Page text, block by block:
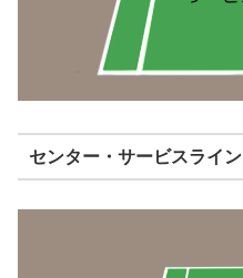
センター・サービスライン